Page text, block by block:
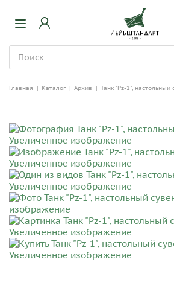
Главная | Каталог | Архив | Танк "Pz-1", настольный